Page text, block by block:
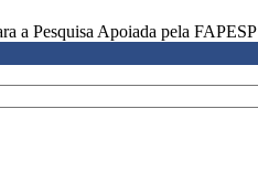
a Pesquisa Apoiada pela FAPESP